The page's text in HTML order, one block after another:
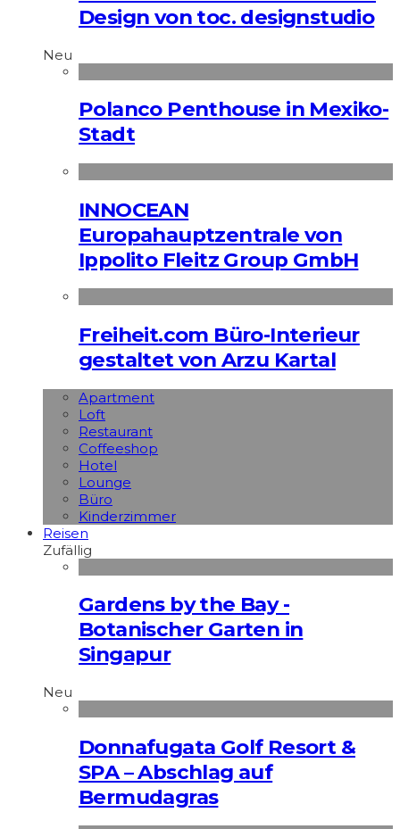
Design von toc. designstudio
Neu
Polanco Penthouse in Mexiko-
Stadt
INNOCEAN
Europahauptzentrale von
Ippolito Fleitz Group GmbH
Freiheit.com Büro-Interieur
gestaltet von Arzu Kartal
Apart­ment
Loft
Restaurant
Coffeeshop
Hotel
Lounge
Büro
Kinderzimmer
Reisen
Zufällig
Gardens by the Bay -
Botanischer Garten in
Singapur
Neu
Donnafugata Golf Resort &
SPA – Abschlag auf
Bermudagras